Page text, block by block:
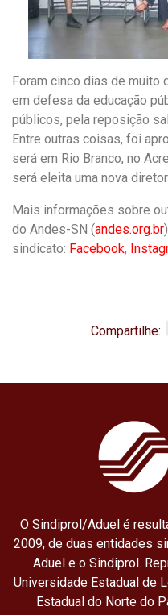
Foram cinco dias de muito
em defesa da educação
públicos, pela reposição
Entre outras coisas, foi
será em Rio Branco, no
será eleita uma nova
Mais informações sobre
do Andes-SN (andes.org.br
sindicato: Facebook,
Compartilhe:
O Sindiprol/Aduel é
2009, de duas entidades
Aduel e o Sindiprol.
Universidade Estadual de
Estadual do Norte do